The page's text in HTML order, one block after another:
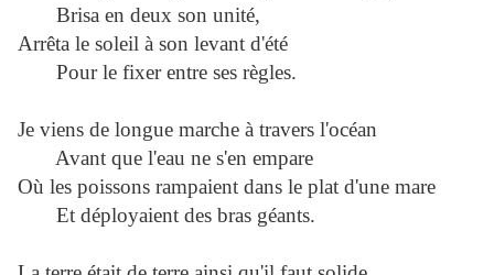
Brisa en deux son unité,
Arrêta le soleil à son levant d'été
Pour le fixer entre ses règles.
Je viens de longue marche à travers l'océan
Avant que l'eau ne s'en empare
Où les poissons rampaient dans le plat d'une mare
Et déployaient des bras géants.